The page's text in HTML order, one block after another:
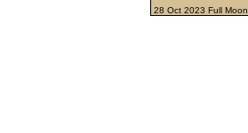
28 Oct 2023 Full Moon